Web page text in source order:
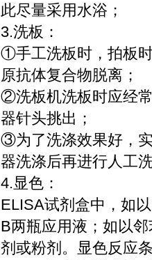
此尽量采用水浴；
3.洗板：
①手工洗板时，拍板
原抗体复合物脱离；
②洗板机洗板时应经
器针头挑出；
③为了洗涤效果好，
器洗涤后再进行人工
4.显色：
ELISA试剂盒中，如
B两瓶应用液；如以
剂或粉剂。显色反应